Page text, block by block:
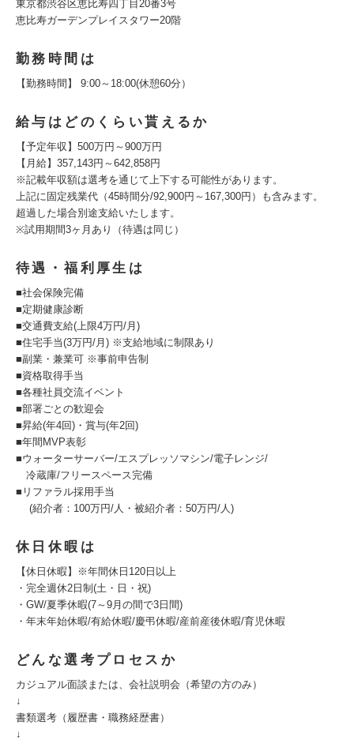
東京都渋谷区恵比寿四丁目20番3号
恵比寿ガーデンプレイスタワー20階
勤務時間は
【勤務時間】 9:00～18:00(休憩60分）
給与はどのくらい貰えるか
【予定年収】500万円～900万円
【月給】357,143円～642,858円
※記載年収額は選考を通じて上下する可能性があります。
上記に固定残業代（45時間分/92,900円～167,300円）も含みます。
超過した場合別途支給いたします。
※試用期間3ヶ月あり（待遇は同じ）
待遇・福利厚生は
■社会保険完備
■定期健康診断
■交通費支給(上限4万円/月)
■住宅手当(3万円/月) ※支給地域に制限あり
■副業・兼業可 ※事前申告制
■資格取得手当
■各種社員交流イベント
■部署ごとの歓迎会
■昇給(年4回)・賞与(年2回)
■年間MVP表彰
■ウォーターサーバー/エスプレッソマシン/電子レンジ/
冷蔵庫/フリースペース完備
■リファラル採用手当
(紹介者：100万円/人・被紹介者：50万円/人)
休日休暇は
【休日休暇】※年間休日120日以上
・完全週休2日制(土・日・祝)
・GW/夏季休暇(7～9月の間で3日間)
・年末年始休暇/有給休暇/慶弔休暇/産前産後休暇/育児休暇
どんな選考プロセスか
カジュアル面談または、会社説明会（希望の方のみ）
↓
書類選考（履歴書・職務経歴書）
↓